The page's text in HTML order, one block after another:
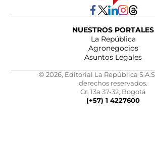
NUESTROS PORTALES
La República
Agronegocios
Asuntos Legales
© 2026, Editorial La República
derechos reservados.
Cr. 13a 37-32, Bogotá
(+57) 1 4227600